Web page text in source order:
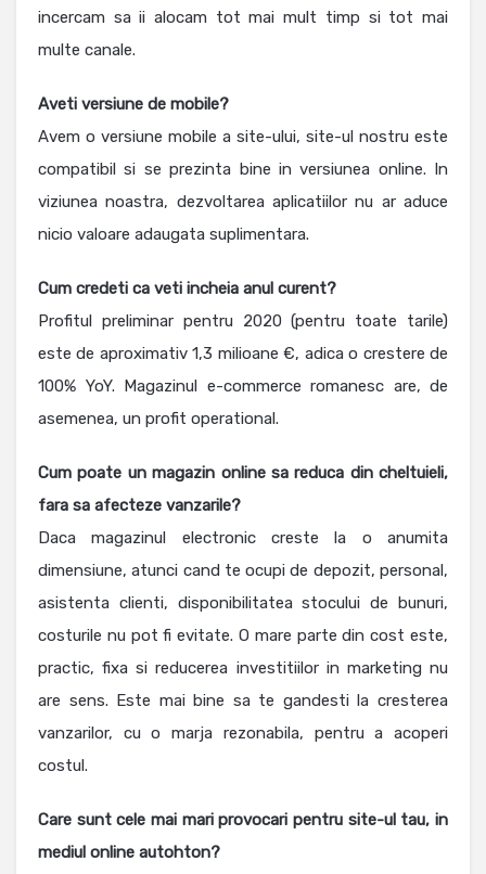
incercam sa ii alocam tot mai mult timp si tot mai
multe canale.
Aveti versiune de mobile?
Avem o versiune mobile a site-ului, site-ul nostru este
compatibil si se prezinta bine in versiunea online. In
viziunea noastra, dezvoltarea aplicatiilor nu ar aduce
nicio valoare adaugata suplimentara.
Cum credeti ca veti incheia anul curent?
Profitul preliminar pentru 2020 (pentru toate tarile)
este de aproximativ 1,3 milioane €, adica o crestere de
100% YoY. Magazinul e-commerce romanesc are, de
asemenea, un profit operational.
Cum poate un magazin online sa reduca din cheltuieli,
fara sa afecteze vanzarile?
Daca magazinul electronic creste la o anumita
dimensiune, atunci cand te ocupi de depozit, personal,
asistenta clienti, disponibilitatea stocului de bunuri,
costurile nu pot fi evitate. O mare parte din cost este,
practic, fixa ​​si reducerea investitiilor in marketing nu
are sens. Este mai bine sa te gandesti la cresterea
vanzarilor, cu o marja rezonabila, pentru a acoperi
costul.
Care sunt cele mai mari provocari pentru site-ul tau, in
mediul online autohton?